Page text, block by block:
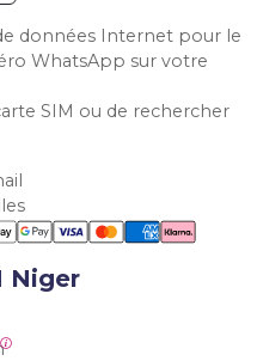
données Internet pour le
WhatsApp sur votre
SIM ou de rechercher
Niger